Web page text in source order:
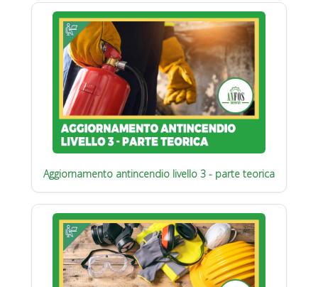
Aggiornamento antincendio livello 3 - parte teorica